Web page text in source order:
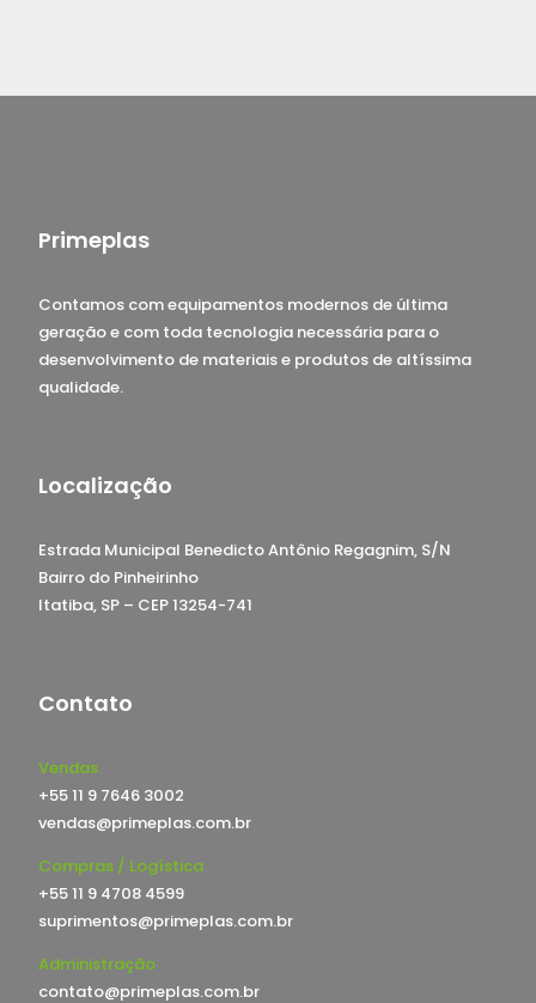
Primeplas
Contamos com equipamentos modernos de última
geração e com toda tecnologia necessária para o
desenvolvimento de materiais e produtos de altíssima
qualidade.
Localização
Estrada Municipal Benedicto Antônio Regagnim, S/N
Bairro do Pinheirinho
Itatiba, SP – CEP 13254-741
Contato
Vendas
+55 11 9 7646 3002
vendas@primeplas.com.br
Compras / Logística
+55 11 9 4708 4599
suprimentos@primeplas.com.br
Administração
contato@primeplas.com.br